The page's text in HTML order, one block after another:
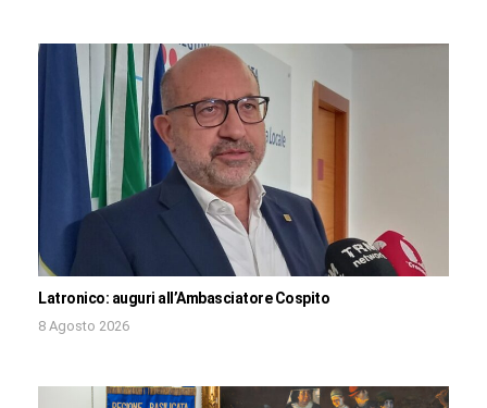
Latronico: auguri all’Ambasciatore Cospito
8 Agosto 2026